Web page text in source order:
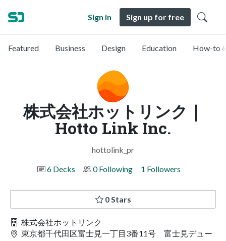
Sign in Sign up for free
Featured Business Design Education How-to
株式会社ホットリンク｜
Hotto Link Inc.
hottolink_pr
6 Decks
0 Following 1 Followers
0 Stars
株式会社ホットリンク
東京都千代田区富士見一丁目3番11号 富士見デュー